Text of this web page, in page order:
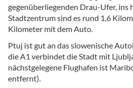
gegenüberliegenden Drau-Ufer, ins
Stadtzentrum sind es rund 1,6
Kilometer mit dem Auto.
Ptuj ist gut an das slowenische
die A1 verbindet die Stadt mit
nächstgelegene Flughafen ist
entfernt).